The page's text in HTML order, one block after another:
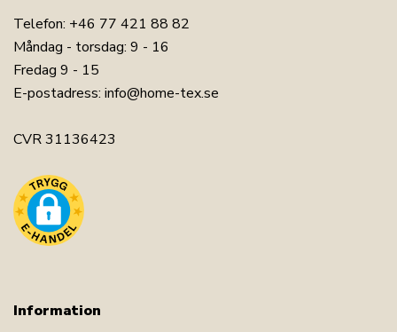
Telefon: +46 77 421 88 82
Måndag - torsdag: 9 - 16
Fredag 9 - 15
E-postadress: info@home-tex.se
CVR 31136423
Information